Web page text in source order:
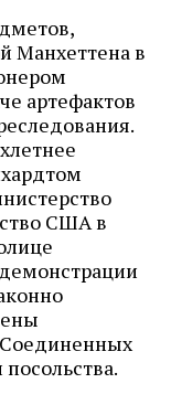
Манхеттена в
артефактов
США в